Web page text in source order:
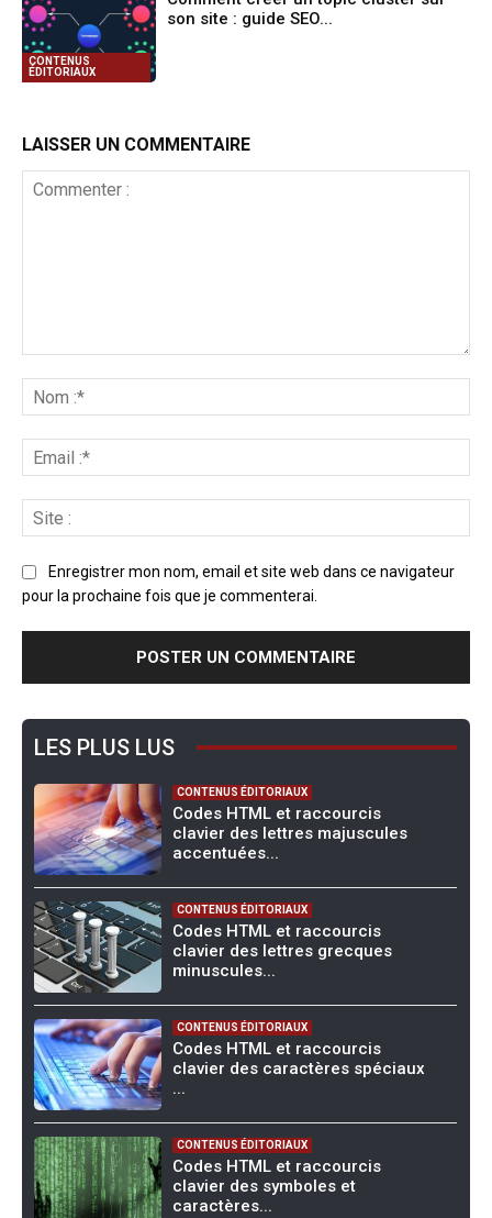
CONTENUS
ÉDITORIAUX
son site : guide SEO...
LAISSER UN COMMENTAIRE
Enregistrer mon nom, email et site web dans ce navigateur
pour la prochaine fois que je commenterai.
LES PLUS LUS
CONTENUS ÉDITORIAUX
Codes HTML et raccourcis
clavier des lettres majuscules
accentuées...
CONTENUS ÉDITORIAUX
Codes HTML et raccourcis
clavier des lettres grecques
minuscules...
CONTENUS ÉDITORIAUX
Codes HTML et raccourcis
clavier des caractères spéciaux
...
CONTENUS ÉDITORIAUX
Codes HTML et raccourcis
clavier des symboles et
caractères...